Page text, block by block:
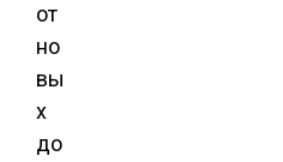
от
но
вы
х
до